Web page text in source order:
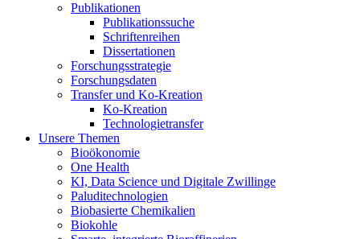
Publikationen
Publikationssuche
Schriftenreihen
Dissertationen
Forschungsstrategie
Forschungsdaten
Transfer und Ko-Kreation
Ko-Kreation
Technologietransfer
Unsere Themen
Bioökonomie
One Health
KI, Data Science und Digitale Zwillinge
Paluditechnologien
Biobasierte Chemikalien
Biokohle